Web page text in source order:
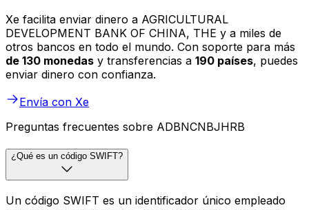
Xe facilita enviar dinero a AGRICULTURAL
DEVELOPMENT BANK OF CHINA, THE y a miles de
otros bancos en todo el mundo. Con soporte para más
de 130 monedas y transferencias a 190 países, puedes
enviar dinero con confianza.
Envía con Xe
Preguntas frecuentes sobre ADBNCNBJHRB
¿Qué es un código SWIFT?
Un código SWIFT es un identificador único empleado